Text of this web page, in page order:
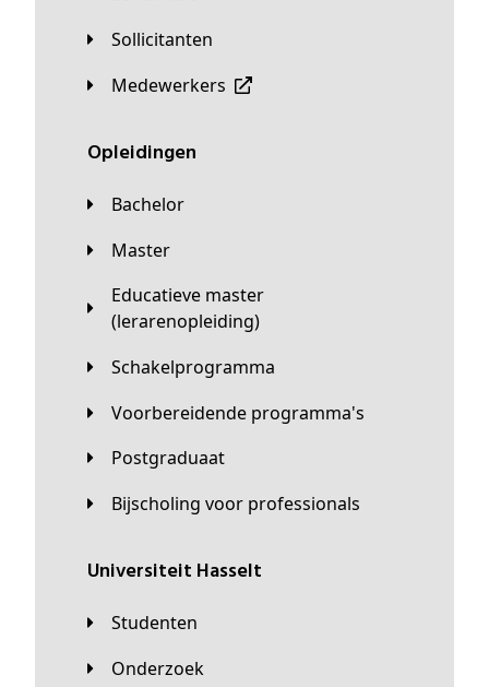
Sollicitanten
Medewerkers
Opleidingen
Bachelor
Master
Educatieve master
(lerarenopleiding)
Schakelprogramma
Voorbereidende programma's
Postgraduaat
Bijscholing voor professionals
universiteit Hasselt
Studenten
Onderzoek